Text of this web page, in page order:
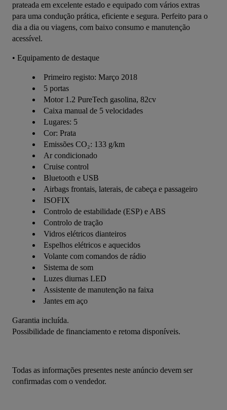
prateada em excelente estado e equipado com vários extras
para uma condução prática, eficiente e segura. Perfeito para o
dia a dia ou viagens, com baixo consumo e manutenção
acessível.
• Equipamento de destaque
Primeiro registo: Março 2018
5 portas
Motor 1.2 PureTech gasolina, 82cv
Caixa manual de 5 velocidades
Lugares: 5
Cor: Prata
Emissões CO₂: 133 g/km
Ar condicionado
Cruise control
Bluetooth e USB
Airbags frontais, laterais, de cabeça e passageiro
ISOFIX
Controlo de estabilidade (ESP) e ABS
Controlo de tração
Vidros elétricos dianteiros
Espelhos elétricos e aquecidos
Volante com comandos de rádio
Sistema de som
Luzes diurnas LED
Assistente de manutenção na faixa
Jantes em aço
Garantia incluída.
Possibilidade de financiamento e retoma disponíveis.
Todas as informações presentes neste anúncio devem ser
confirmadas com o vendedor.